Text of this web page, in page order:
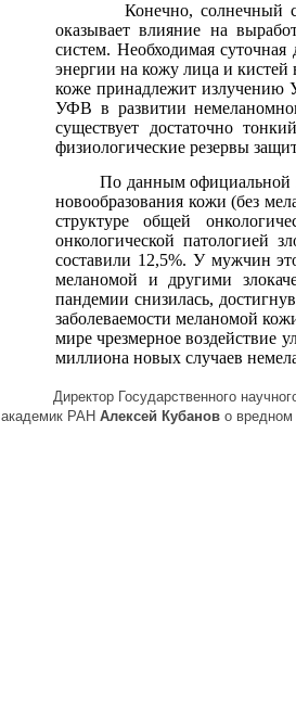
Конечно, солнечный свет
оказывает влияние на
систем. Необходимая суточная
энергии на кожу лица и кистей
коже принадлежит излучению
УФВ в развитии
существует достаточно
физиологические резервы
По данным официальной
новообразования кожи (без
структуре общей
онкологической патологией
составили 12,5%. У мужчин
меланомой и другими
пандемии снизилась,
заболеваемости меланомой
мире чрезмерное воздействие
миллиона новых случаев
Директор Государственного
академик РАН Алексей Кубанов о вредном